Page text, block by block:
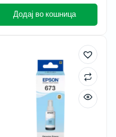
Додај во кошница